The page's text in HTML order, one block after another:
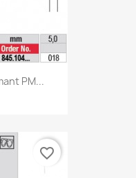
PM...
favorite_border